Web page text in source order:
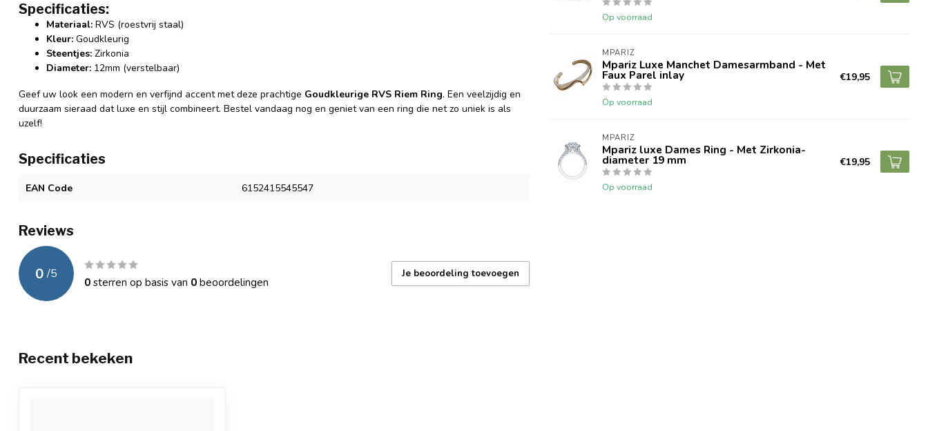
Specificaties:
Materiaal: RVS (roestvrij staal)
Kleur: Goudkleurig
Steentjes: Zirkonia
Diameter: 12mm (verstelbaar)
Geef uw look een modern en verfijnd accent met deze prachtige Goudkleurige RVS Riem Ring. Een veelzijdig en
duurzaam sieraad dat luxe en stijl combineert. Bestel vandaag nog en geniet van een ring die net zo uniek is als
uzelf!
Specificaties
EAN Code 6152415545547
Reviews
0 /5
0sterren op basis van 0beoordelingen
Je beoordeling toevoegen
Op voorraad
MPARIZ
Mpariz Luxe Manchet Damesarmband - Met
Faux Parel inlay
Op voorraad
€19,95
MPARIZ
Mpariz luxe Dames Ring - Met Zirkonia-
diameter 19 mm
Op voorraad
€19,95
Recent bekeken